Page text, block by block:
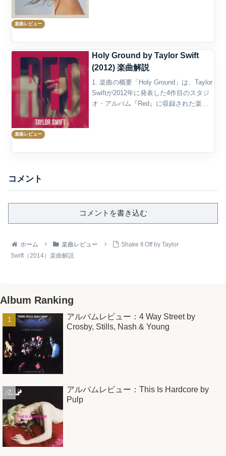
楽曲レビュー
楽曲レビュー
Holy Ground by Taylor Swift
(2012) 楽曲解説
1. 楽曲の概要「Holy Ground」は、Taylor
Swiftが2012年に発表した4作目のスタジ
オ・アルバム『Red』に収録された楽曲
コメント
コメントを書き込む
ホーム 楽曲レビュー
Shake It Off by Taylor
Swift（2014）楽曲解説
Album Ranking
アルバムレビュー：4 Way Street by
Crosby, Stills, Nash & Young
アルバムレビュー：This Is Hardcore by
Pulp